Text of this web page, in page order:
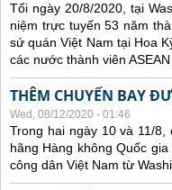
Tối ngày 20/8/2020, tại
niệm trực tuyến 53 năm
sứ quán Việt Nam tại Hoa
các nước thành viên
THÊM CHUYẾN BAY
Wed, 08/12/2020 - 01:46
Trong hai ngày 10 và 11/
hãng Hàng không Quốc
công dân Việt Nam từ